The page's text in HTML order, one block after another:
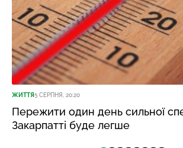
ЖИТТЯ5 СЕРПНЯ, 20:20
Пережити один день сильної
Закарпатті буде легше